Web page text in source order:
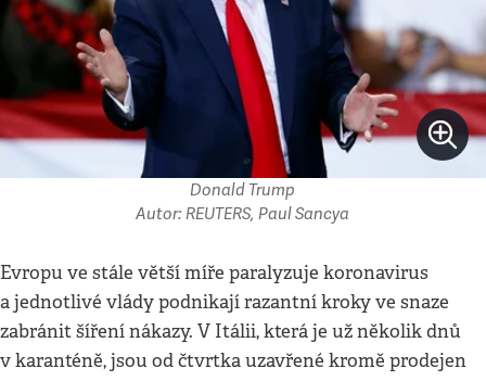
Donald Trump
Autor: REUTERS, Paul Sancya
Evropu ve stále větší míře paralyzuje koronavirus
a jednotlivé vlády podnikají razantní kroky ve snaze
zabránit šíření nákazy. V Itálii, která je už několik dnů
v karanténě, jsou od čtvrtka uzavřené kromě prodejen